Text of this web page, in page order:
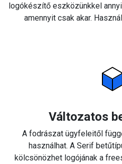
logókészítő eszközünkkel
amennyit csak akar.
Változatos
A fodrászat ügyfeleitől
használhat. A Serif
kölcsönözhet logójának a